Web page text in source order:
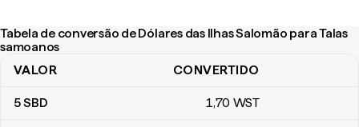
Tabela de conversão de Dólares das Ilhas Salomão para Talas
samoanos
Tabela de conversão de Dólares das Ilhas Salomão para Talas
VALOR CONVERTIDO
5SBD 1,70 WST